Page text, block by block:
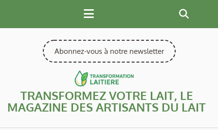
content
Abonnez-vous à notre newsletter
TRANSFORMEZ VOTRE LAIT, LE
MAGAZINE DES ARTISANTS DU LAIT